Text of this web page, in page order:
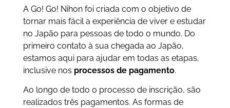
A Go! Go! Nihon foi criada com o objetivo de
tornar mais fácil a experiência de viver e estudar
no Japão para pessoas de todo o mundo. Do
primeiro contato à sua chegada ao Japão,
estamos aqui para ajudar em todas as etapas,
inclusive nos processos de pagamento.
Ao longo de todo o processo de inscrição, são
realizados três pagamentos. As formas de